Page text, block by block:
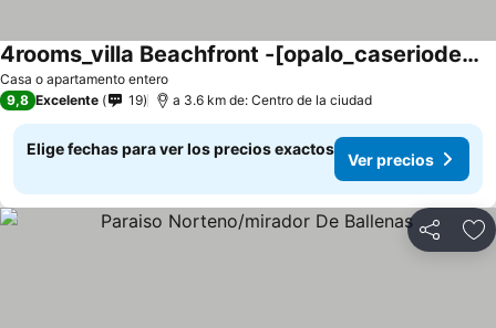
Casa o apartamento entero
4rooms_villa Beachfront -[opalo_caseriodemar]
9,8 Excelente 19 a 3.6 km de: Centro de la ciudad
Elige fechas para ver los precios exactos
Ver precios
Compartir